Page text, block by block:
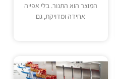
המוצר הוא התנור. בלי אפייה
אחידה ומדויקת, גם